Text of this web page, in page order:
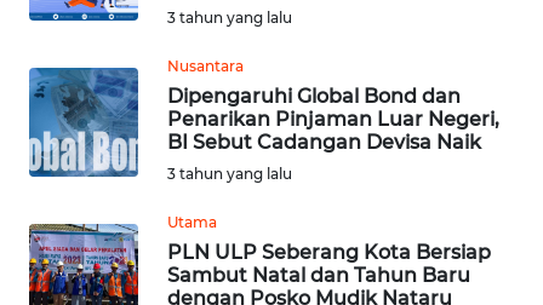
3 tahun yang lalu
Nusantara
Dipengaruhi Global Bond dan
Penarikan Pinjaman Luar Negeri,
BI Sebut Cadangan Devisa Naik
3 tahun yang lalu
Utama
PLN ULP Seberang Kota Bersiap
Sambut Natal dan Tahun Baru
dengan Posko Mudik Nataru
WN
WN
SIMALUNGUN
LABUHANBATU
WN